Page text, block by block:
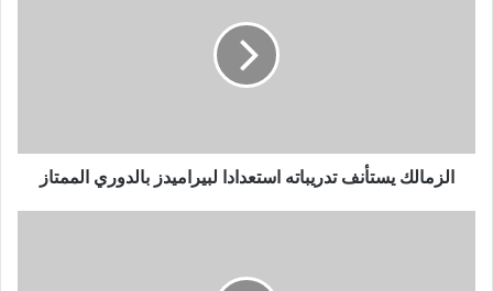
الزمالك يستأنف تدريباته استعدادا لبيراميدز بالدوري الممتاز